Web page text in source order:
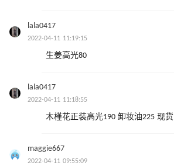
lala0417
2022-04-11 11:19:15
生姜高光80
lala0417
2022-04-11 11:18:55
木槿花正装高光190 卸妆油225 现货
maggie667
2022-04-11 09:55:09